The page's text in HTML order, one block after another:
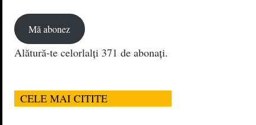
Mă abonez
Alătură-te celorlalți 371 de abonați.
CELE MAI CITITE